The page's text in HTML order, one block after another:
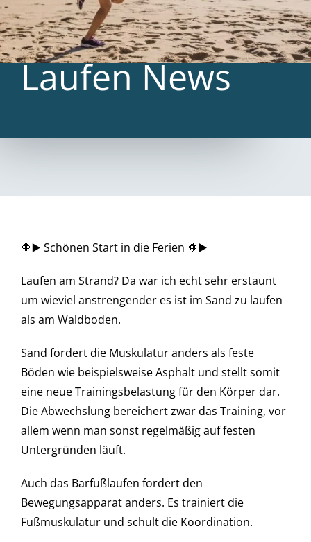
Laufen News
🔶▶️ Schönen Start in die Ferien 🔶▶️
Laufen am Strand? Da war ich echt sehr erstaunt
um wieviel anstrengender es ist im Sand zu laufen
als am Waldboden.
Sand fordert die Muskulatur anders als feste
Böden wie beispielsweise Asphalt und stellt somit
eine neue Trainingsbelastung für den Körper dar.
Die Abwechslung bereichert zwar das Training, vor
allem wenn man sonst regelmäßig auf festen
Untergründen läuft.
Auch das Barfußlaufen fordert den
Bewegungsapparat anders. Es trainiert die
Fußmuskulatur und schult die Koordination.